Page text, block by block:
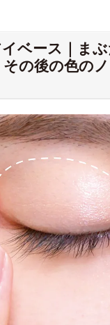
ベース｜ま
の後の色の